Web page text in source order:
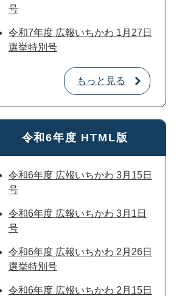
号
令和7年度 広報いちかわ 1月27日
選挙特別号
もっと見る
令和6年度 HTML版
令和6年度 広報いちかわ 3月15日
号
令和6年度 広報いちかわ 3月1日
号
令和6年度 広報いちかわ 2月26日
選挙特別号
令和6年度 広報いちかわ 2月15日